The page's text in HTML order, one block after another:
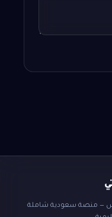
— منصة سعودية شاملة